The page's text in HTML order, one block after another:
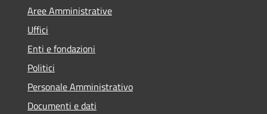
Aree Amministrative
Uffici
Enti e fondazioni
Politici
Personale Amministrativo
Documenti e dati